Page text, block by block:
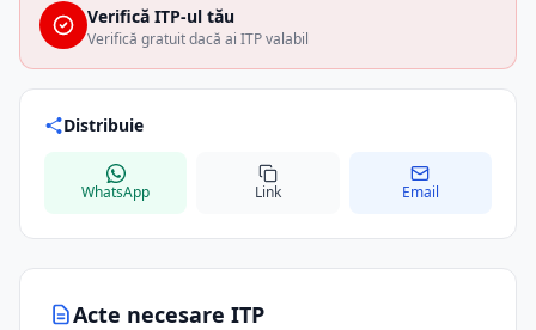
Acte necesare ITP
Verifică ITP-ul tău
Verifică gratuit dacă ai ITP valabil
Distribuie
WhatsApp Link Email